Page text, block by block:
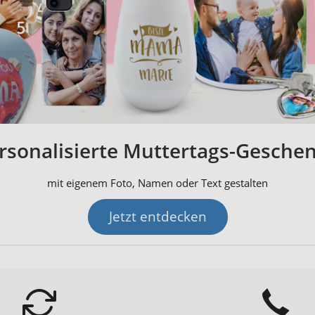
Muttertags-
mit eigenem Foto, Namen oder Text gestalten
Jetzt entdecken